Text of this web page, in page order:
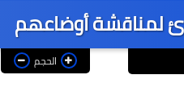
لمناقشة أوضاعهم
الحجم